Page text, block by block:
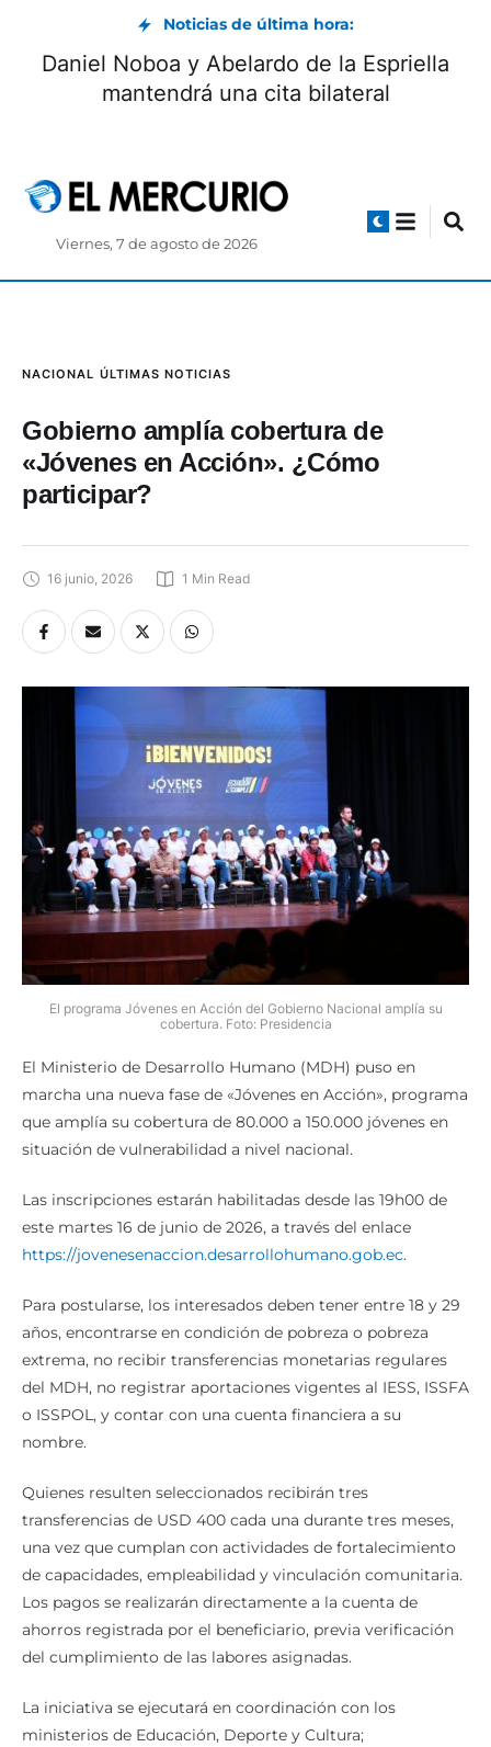
Noticias de última hora:
Daniel Noboa y Abelardo de la Espriella
mantendrá una cita bilateral
Viernes, 7 de agosto de 2026
NACIONAL ÚLTIMAS NOTICIAS
Gobierno amplía cobertura de
«Jóvenes en Acción». ¿Cómo
participar?
16 junio, 2026 1 Min Read
El programa Jóvenes en Acción del Gobierno Nacional amplía su
cobertura. Foto: Presidencia
El Ministerio de Desarrollo Humano (MDH) puso en
marcha una nueva fase de «Jóvenes en Acción», programa
que amplía su cobertura de 80.000 a 150.000 jóvenes en
situación de vulnerabilidad a nivel nacional.
Las inscripciones estarán habilitadas desde las 19h00 de
este martes 16 de junio de 2026, a través del enlace
https://jovenesenaccion.desarrollohumano.gob.ec.
Para postularse, los interesados deben tener entre 18 y 29
años, encontrarse en condición de pobreza o pobreza
extrema, no recibir transferencias monetarias regulares
del MDH, no registrar aportaciones vigentes al IESS, ISSFA
o ISSPOL, y contar con una cuenta financiera a su
nombre.
Quienes resulten seleccionados recibirán tres
transferencias de USD 400 cada una durante tres meses,
una vez que cumplan con actividades de fortalecimiento
de capacidades, empleabilidad y vinculación comunitaria.
Los pagos se realizarán directamente a la cuenta de
ahorros registrada por el beneficiario, previa verificación
del cumplimiento de las labores asignadas.
La iniciativa se ejecutará en coordinación con los
ministerios de Educación, Deporte y Cultura;